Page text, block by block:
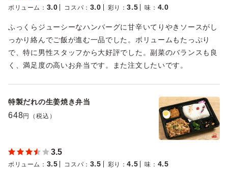
ボリューム ： 3.0 コスパ ： 3.0 彩り ：3.5 味 ： 4.0
ふっくらジューシーなハンバーグに甘辛いてりやきソースがし
っかり絡んでご飯が進む一品でした。ボリュームもたっぷり
で、特に男性スタッフから大好評でした。副菜のバランスも良
く、満足度の高いお弁当です。また注文したいです。
特製だれの生姜焼き弁当
648円（税込）
3.5
ボリューム ： 3.5 コスパ ： 3.5 彩り ：4.5 味 ： 4.5